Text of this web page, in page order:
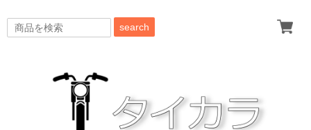
search